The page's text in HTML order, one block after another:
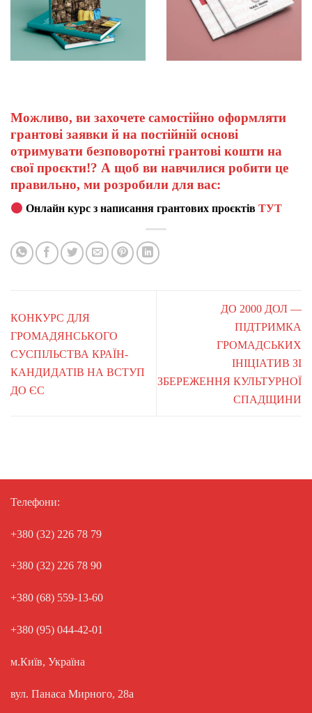
Можливо, ви захочете самостійно оформляти
грантові заявки й на постійній основі
отримувати безповоротні грантові кошти на
свої проєкти!? А щоб ви навчилися робити це
правильно, ми розробили для вас:
Онлайн курс з написання грантових проєктівТУТ
КОНКУРС ДЛЯ
ГРОМАДЯНСЬКОГО
СУСПІЛЬСТВА КРАЇН-
КАНДИДАТІВ НА ВСТУП
ДО ЄС
ДО 2000 ДОЛ —
ПІДТРИМКА
ГРОМАДСЬКИХ
ІНІЦІАТИВ ЗІ
ЗБЕРЕЖЕННЯ КУЛЬТУРНОЇ
СПАДЩИНИ
Телефони:
+380 (32) 226 78 79
+380 (32) 226 78 90
+380 (68) 559-13-60
+380 (95) 044-42-01
м.Київ, Україна
вул. Панаса Мирного, 28а